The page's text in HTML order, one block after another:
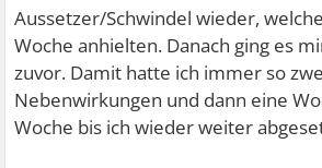
Aussetzer/Schwindel wieder,
Woche anhielten. Danach ging es
zuvor. Damit hatte ich immer so
Nebenwirkungen und dann eine
Woche bis ich wieder weiter